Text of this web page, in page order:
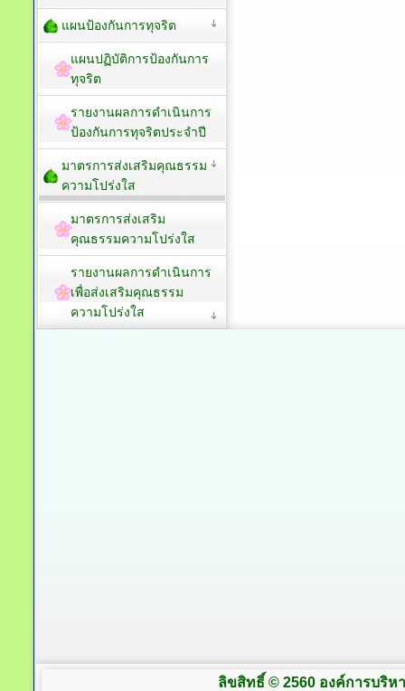
แผนป้องกันการทุจริต
แผนปฏิบัติการป้องกันการ
ทุจริต
รายงานผลการดำเนินการ
ป้องกันการทุจริตประจำปี
มาตรการส่งเสริมคุณธรรม
ความโปร่งใส
มาตรการส่งเสริม
คุณธรรมความโปร่งใส
รายงานผลการดำเนินการ
เพื่อส่งเสริมคุณธรรม
ความโปร่งใส
ลิขสิทธิ์ © 2560 องค์การบริห